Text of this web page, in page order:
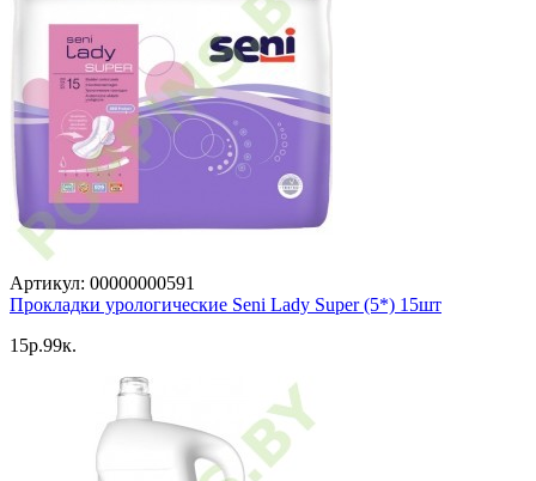
Артикул: 00000000591
Прокладки урологические Seni Lady Super (5*) 15шт
15p.99к.